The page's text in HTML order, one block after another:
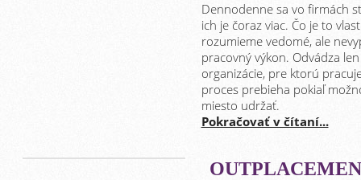
Dennodenne sa vo firmách
ich je čoraz viac. Čo je to
rozumieme vedomé, ale
pracovný výkon. Odvádza
organizácie, pre ktorú
proces prebieha pokiaľ
miesto udržať.
Pokračovať v čítaní...